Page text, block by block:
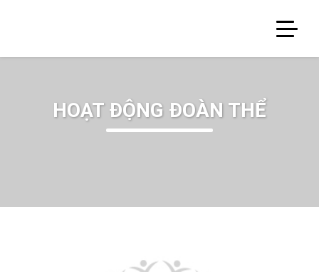
HOẠT ĐỘNG ĐOÀN THỂ